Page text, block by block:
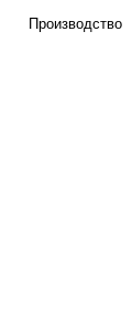
Производство